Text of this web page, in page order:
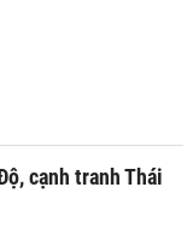
cạnh tranh Thái